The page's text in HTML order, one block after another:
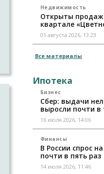
Недвижимость
Открыты
квартале
05 августа 2026, 13:23
Все материалы
Ипотека
Бизнес
Сбер: выдачи
выросли почти в
16 июля 2026, 14:06
Финансы
В России спрос
почти в пять раз
14 июля 2026, 11:46